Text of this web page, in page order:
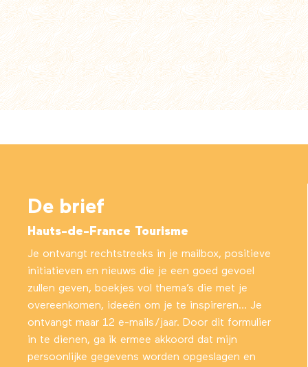
De brief
Hauts-de-France Tourisme
Je ontvangt rechtstreeks in je mailbox, positieve
initiatieven en nieuws die je een goed gevoel
zullen geven, boekjes vol thema’s die met je
overeenkomen, ideeën om je te inspireren… Je
ontvangt maar 12 e-mails/jaar. Door dit formulier
in te dienen, ga ik ermee akkoord dat mijn
persoonlijke gegevens worden opgeslagen en